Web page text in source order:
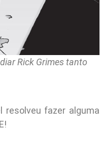
Rick Grimes tanto
resolveu fazer alguma